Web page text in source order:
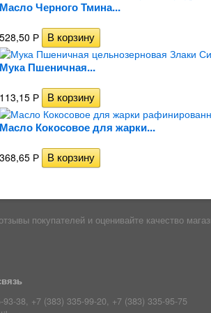
Масло Черного Тмина...
528,50 Р
Мука Пшеничная...
113,15 Р
Масло Кокосовое для жарки...
368,65 Р
93-38, +7 (383) 335-99-20, +7 (383) 335-95-75